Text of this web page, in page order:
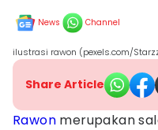
News Channel
ilustrasi rawon (pexels.com/
Share Article
Rawon merupakan